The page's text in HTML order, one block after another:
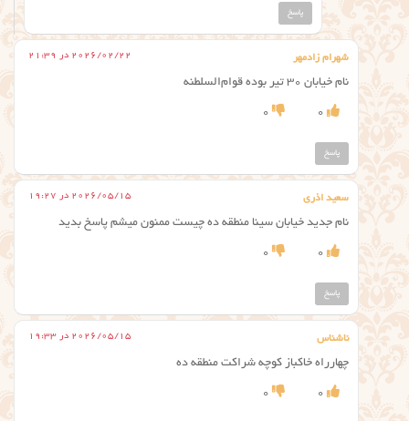
پاسخ
شهرام زادمهر 2026/02/22 در 21:39
نام خیابان ۳۰ تیر بوده قوام‌السلطنه
0
0
پاسخ
سعید اذری 2026/05/15 در 19:27
نام جدید خیابان سینا منطقه ده چیست ممنون میشم پاسخ بدید
0
0
پاسخ
ناشناس 2026/05/15 در 19:33
چهارراه خاکباز کوچه شراکت منطقه ده
0
0